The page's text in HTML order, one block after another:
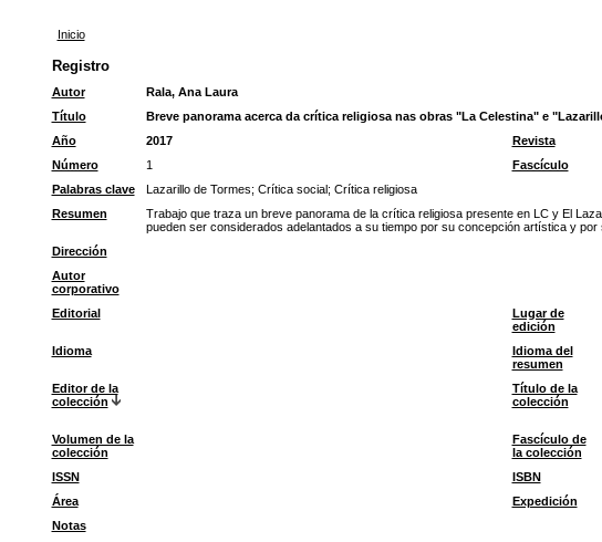
Inicio
Registro
Autor
Rala, Ana Laura
Título
Breve panorama acerca da crítica religiosa nas obras "La Celestina" e
Año
2017 Revista
Número
1 Fascículo
Palabras clave
Lazarillo de Tormes; Crítica social; Crítica religiosa
Resumen
Trabajo que traza un breve panorama de la crítica religiosa presente en LC y El
pueden ser considerados adelantados a su tiempo por su concepción artística y
Dirección
Autor
corporativo
Editorial
Lugar de
edición
Idioma
Idioma del
resumen
Editor de la
colección
Título de la
colección
Volumen de la
colección
Fascículo de
la colección
ISSN ISBN
Área
Expedición
Notas